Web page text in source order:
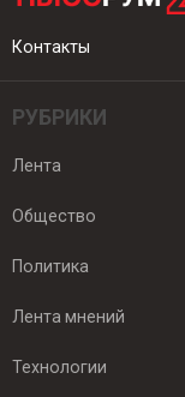
Контакты
РУБРИКИ
Лента
Общество
Политика
Лента мнений
Технологии